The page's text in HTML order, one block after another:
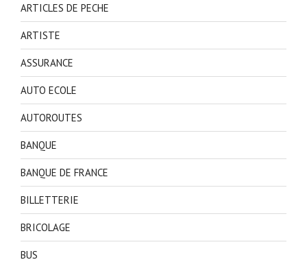
ARTICLES DE PECHE
ARTISTE
ASSURANCE
AUTO ECOLE
AUTOROUTES
BANQUE
BANQUE DE FRANCE
BILLETTERIE
BRICOLAGE
BUS